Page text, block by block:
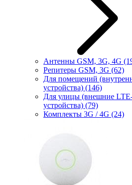
Антенны GSM, 3G, 4G
Репитеры GSM, 3G (62)
Для помещений
устройства) (146)
Для улицы (внешние
устройства) (79)
Комплекты 3G / 4G (24)